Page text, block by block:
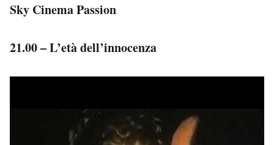
Sky Cinema Passion
21.00 – L’età dell’innocenza